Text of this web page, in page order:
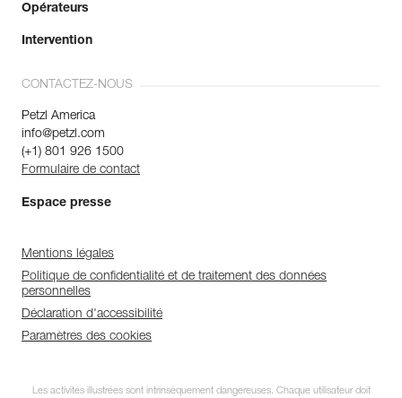
Opérateurs
Intervention
CONTACTEZ-NOUS
Petzl America
info@petzl.com
(+1) 801 926 1500
Formulaire de contact
Espace presse
Mentions légales
Politique de confidentialité et de traitement des données
personnelles
Déclaration d'accessibilité
Paramètres des cookies
Les activités illustrées sont intrinsèquement dangereuses. Chaque utilisateur doit